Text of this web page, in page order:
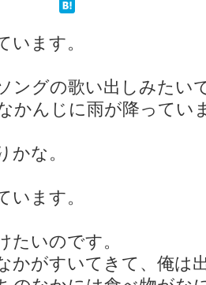
います。
ングの歌い出しみたい
かんじに雨が降ってい
かな。
います。
たいのです。
かがすいてきて、俺は